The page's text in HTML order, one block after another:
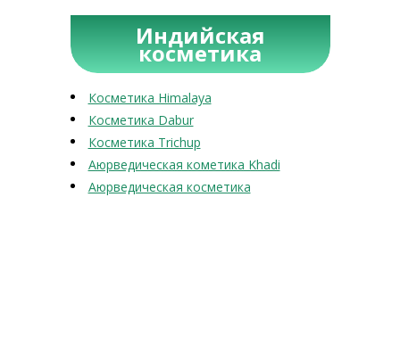
Индийская
косметика
Косметика Himalaya
Косметика Dabur
Косметика Trichup
Аюрведическая кометика Khadi
Аюрведическая косметика